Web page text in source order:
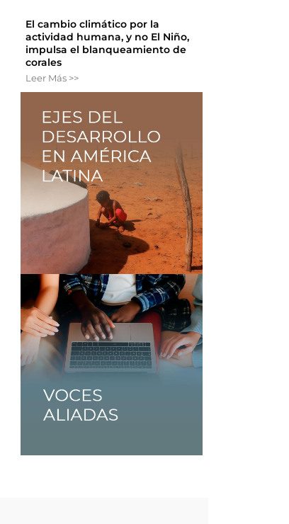
El cambio climático por la
actividad humana, y no El Niño,
impulsa el blanqueamiento de
corales
Leer Más >>